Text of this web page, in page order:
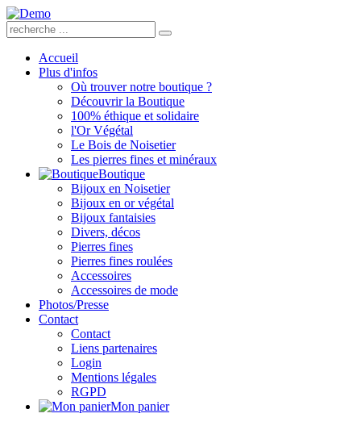
Accueil
Plus d'infos
Où trouver notre boutique ?
Découvrir la Boutique
100% éthique et solidaire
l'Or Végétal
Le Bois de Noisetier
Les pierres fines et minéraux
Boutique
Bijoux en Noisetier
Bijoux en or végétal
Bijoux fantaisies
Divers, décos
Pierres fines
Pierres fines roulées
Accessoires
Accessoires de mode
Photos/Presse
Contact
Contact
Liens partenaires
Login
Mentions légales
RGPD
Mon panier